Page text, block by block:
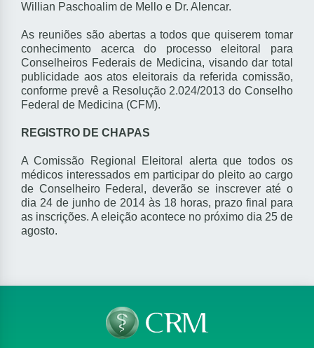
Willian Paschoalim de Mello e Dr. Alencar.
As reuniões são abertas a todos que quiserem tomar
conhecimento acerca do processo eleitoral para
Conselheiros Federais de Medicina, visando dar total
publicidade aos atos eleitorais da referida comissão,
conforme prevê a Resolução 2.024/2013 do Conselho
Federal de Medicina (CFM).
REGISTRO DE CHAPAS
A Comissão Regional Eleitoral alerta que todos os
médicos interessados em participar do pleito ao cargo
de Conselheiro Federal, deverão se inscrever até o
dia 24 de junho de 2014 às 18 horas, prazo final para
as inscrições. A eleição acontece no próximo dia 25 de
agosto.